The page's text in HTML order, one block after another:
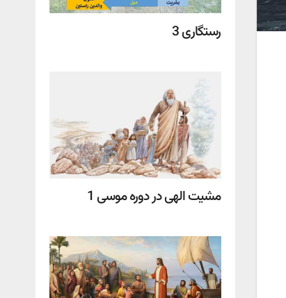
رستگاری 3
مشیت الهی در دوره موسی 1